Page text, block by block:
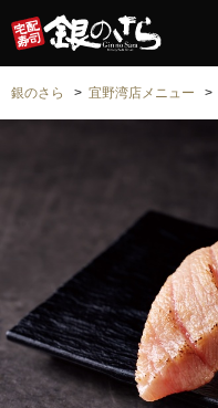
銀のさら 宜野湾店メニュー